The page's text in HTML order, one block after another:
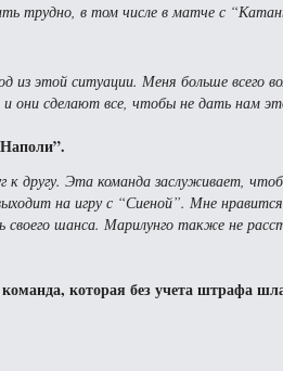
трудно, в том числе в матче с
из этой ситуации. Меня больше всего
они сделают все, чтобы не дать нам
другу. Эта команда заслуживает,
на игру с “Сиеной”. Мне
шанса. Марилунго также не
которая без учета штрафа